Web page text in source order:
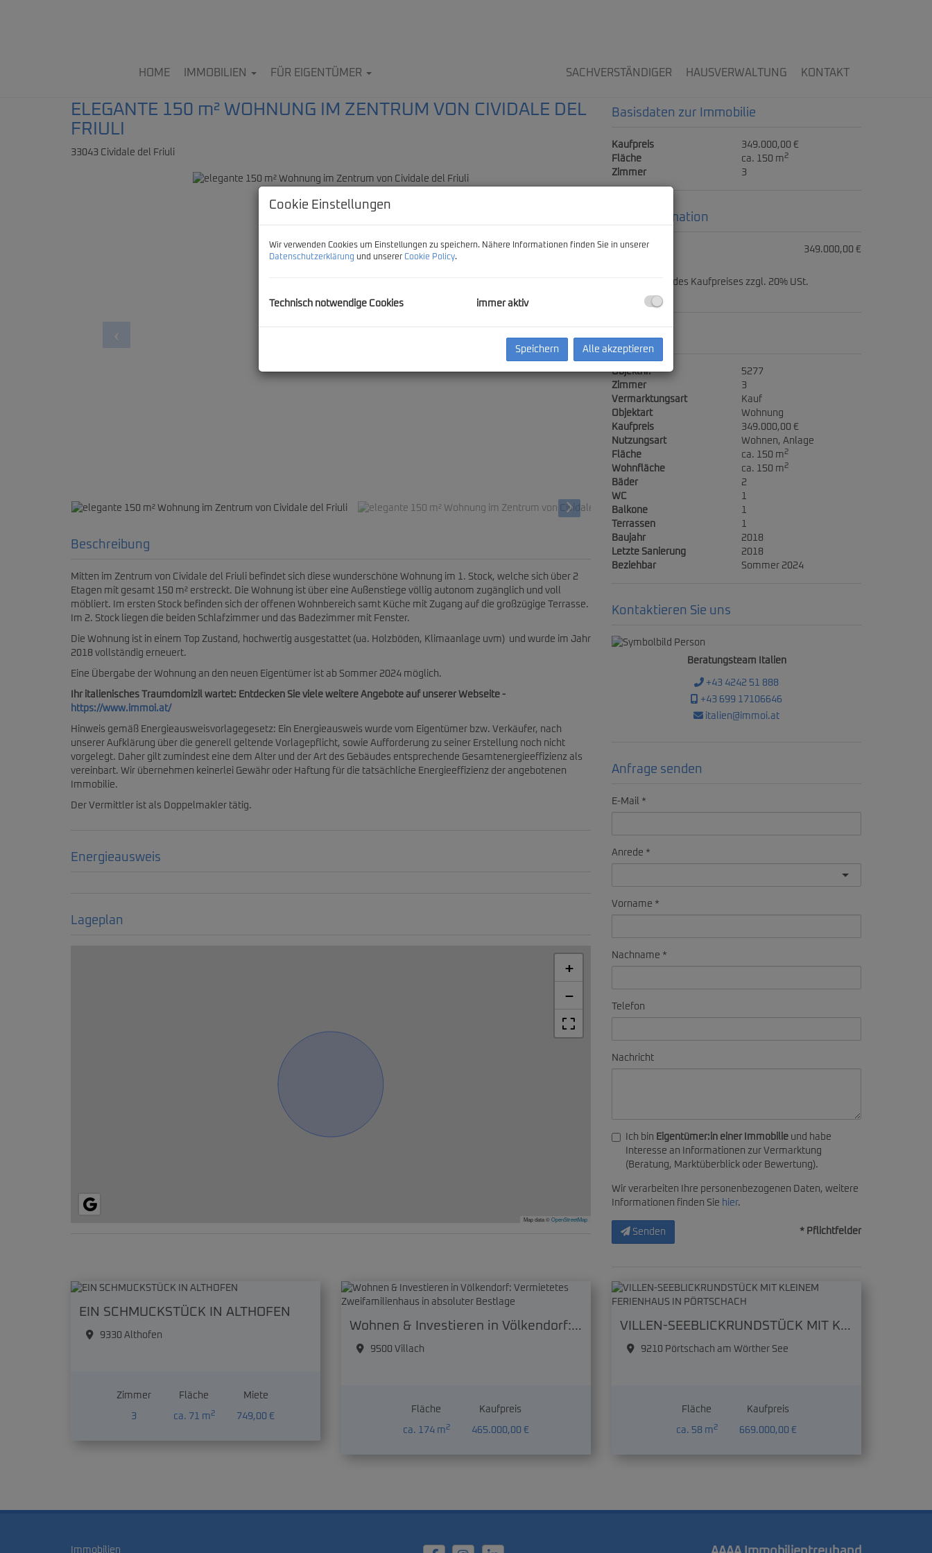
HOME IMMOBILIEN FÜR EIGENTÜMER SACHVERSTÄNDIGER HAUSVERWALTUNG KONTAKT
ELEGANTE 150 m² WOHNUNG IM ZENTRUM VON CIVIDALE DEL
FRIULI
33043 Cividale del Friuli
Beschreibung
Mitten im Zentrum von Cividale del Friuli befindet sich diese wunderschöne Wohnung im 1. Stock, welche sich über 2
Etagen mit gesamt 150 m² erstreckt. Die Wohnung ist über eine Außenstiege völlig autonom zugänglich und voll
möbliert. Im ersten Stock befinden sich der offenen Wohnbereich samt Küche mit Zugang auf die großzügige Terrasse.
Im 2. Stock liegen die beiden Schlafzimmer und das Badezimmer mit Fenster.
Die Wohnung ist in einem Top Zustand, hochwertig ausgestattet (ua. Holzböden, Klimaanlage uvm) und wurde im Jahr
2018 vollständig erneuert.
Eine Übergabe der Wohnung an den neuen Eigentümer ist ab Sommer 2024 möglich.
Ihr italienisches Traumdomizil wartet: Entdecken Sie viele weitere Angebote auf unserer Webseite -
https://www.immoi.at/
Hinweis gemäß Energieausweisvorlagegesetz: Ein Energieausweis wurde vom Eigentümer bzw. Verkäufer, nach
unserer Aufklärung über die generell geltende Vorlagepflicht, sowie Aufforderung zu seiner Erstellung noch nicht
vorgelegt. Daher gilt zumindest eine dem Alter und der Art des Gebäudes entsprechende Gesamtenergieeffizienz als
vereinbart. Wir übernehmen keinerlei Gewähr oder Haftung für die tatsächliche Energieeffizienz der angebotenen
Immobilie.
Der Vermittler ist als Doppelmakler tätig.
Energieausweis
Lageplan
+
−
Map data ©OpenStreetMap
Basisdaten zur Immobilie
Kaufpreis
349.000,00 €
Fläche
ca. 150 m2
Zimmer 3
Preisinformation
Kaufpreis: 349.000,00 €
3% des Kaufpreises zzgl. 20% USt.
Eckdaten
Objektnr.
5277
Zimmer
3
Vermarktungsart
Kauf
Objektart
Wohnung
Kaufpreis
349.000,00 €
Nutzungsart
Wohnen Anlage
Fläche
ca. 150 m2
Wohnfläche ca. 150 m2
Bäder
2
WC
1
Balkone
1
Terrassen
1
Baujahr
2018
Letzte Sanierung
2018
Beziehbar
Sommer 2024
Kontaktieren Sie uns
Beratungsteam Italien
+43 4242 51 888
+43 699 17106646
italien@immoi.at
Anfrage senden
E-Mail
Anrede
Vorname
Nachname
Telefon
Nachricht
Ich bin Eigentümer:in einer Immobilie und habe
Interesse an Informationen zur Vermarktung
(Beratung, Marktüberblick oder Bewertung).
Wir verarbeiten Ihre personenbezogenen Daten, weitere
Informationen finden Sie hier.
Senden * Pflichtfelder
EIN SCHMUCKSTÜCK IN ALTHOFEN
9330 Althofen
Zimmer
3
Fläche
ca. 71 m2
Miete
749,00 €
Wohnen & Investieren in Völkendorf: Vermietetes Zweifamilienhaus in absoluter Bestlage
9500 Villach
Fläche
ca. 174 m2
Kaufpreis
465.000,00 €
VILLEN-SEEBLICKRUNDSTÜCK MIT KLEINEM FERIENHAUS IN PÖRTSCHACH
9210 Pörtschach am Wörther See
Fläche
ca. 58 m2
Kaufpreis
669.000,00 €
Immobilien
Cookie Einstellungen
Wir verwenden Cookies um Einstellungen zu speichern. Nähere Informationen finden Sie in unserer
Datenschutzerklärung und unserer Cookie Policy.
Technisch notwendige Cookies immer aktiv
Speichern Alle akzeptieren